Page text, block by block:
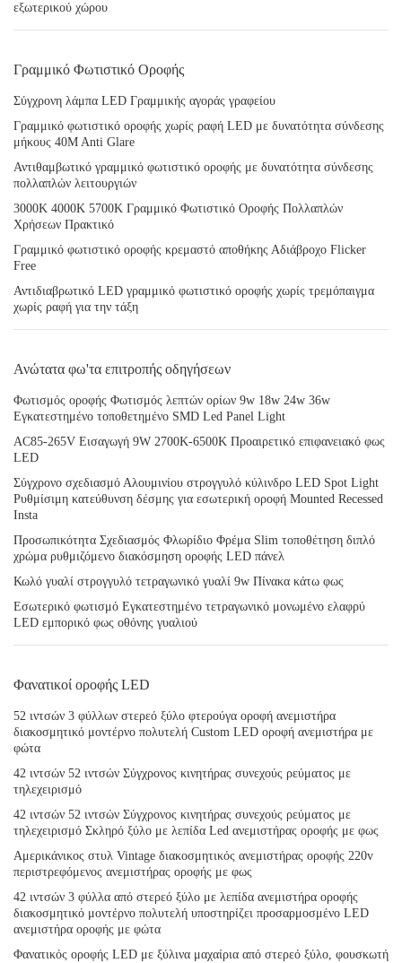
εξωτερικού χώρου
Γραμμικό Φωτιστικό Οροφής
Σύγχρονη λάμπα LED Γραμμικής αγοράς γραφείου
Γραμμικό φωτιστικό οροφής χωρίς ραφή LED με δυνατότητα σύνδεσης
μήκους 40M Anti Glare
Αντιθαμβωτικό γραμμικό φωτιστικό οροφής με δυνατότητα σύνδεσης
πολλαπλών λειτουργιών
3000K 4000K 5700K Γραμμικό Φωτιστικό Οροφής Πολλαπλών
Χρήσεων Πρακτικό
Γραμμικό φωτιστικό οροφής κρεμαστό αποθήκης Αδιάβροχο Flicker
Free
Αντιδιαβρωτικό LED γραμμικό φωτιστικό οροφής χωρίς τρεμόπαιγμα
χωρίς ραφή για την τάξη
Ανώτατα φω'τα επιτροπής οδηγήσεων
Φωτισμός οροφής Φωτισμός λεπτών ορίων 9w 18w 24w 36w
Εγκατεστημένο τοποθετημένο SMD Led Panel Light
AC85-265V Εισαγωγή 9W 2700K-6500K Προαιρετικό επιφανειακό φως
LED
Σύγχρονο σχεδιασμό Αλουμινίου στρογγυλό κύλινδρο LED Spot Light
Ρυθμίσιμη κατεύθυνση δέσμης για εσωτερική οροφή Mounted Recessed
Insta
Προσωπικότητα Σχεδιασμός Φλωρίδιο Φρέμα Slim τοποθέτηση διπλό
χρώμα ρυθμιζόμενο διακόσμηση οροφής LED πάνελ
Κωλό γυαλί στρογγυλό τετραγωνικό γυαλί 9w Πίνακα κάτω φως
Εσωτερικό φωτισμό Εγκατεστημένο τετραγωνικό μονωμένο ελαφρύ
LED εμπορικό φως οθόνης γυαλιού
Φανατικοί οροφής LED
52 ιντσών 3 φύλλων στερεό ξύλο φτερούγα οροφή ανεμιστήρα
διακοσμητικό μοντέρνο πολυτελή Custom LED οροφή ανεμιστήρα με
φώτα
42 ιντσών 52 ιντσών Σύγχρονος κινητήρας συνεχούς ρεύματος με
τηλεχειρισμό
42 ιντσών 52 ιντσών Σύγχρονος κινητήρας συνεχούς ρεύματος με
τηλεχειρισμό Σκληρό ξύλο με λεπίδα Led ανεμιστήρας οροφής με φως
Αμερικάνικος στυλ Vintage διακοσμητικός ανεμιστήρας οροφής 220v
περιστρεφόμενος ανεμιστήρας οροφής με φως
42 ιντσών 3 φύλλα από στερεό ξύλο με λεπίδα ανεμιστήρα οροφής
διακοσμητικό μοντέρνο πολυτελή υποστηρίζει προσαρμοσμένο LED
ανεμιστήρα οροφής με φώτα
Φανατικός οροφής LED με ξύλινα μαχαίρια από στερεό ξύλο, φουσκωτή